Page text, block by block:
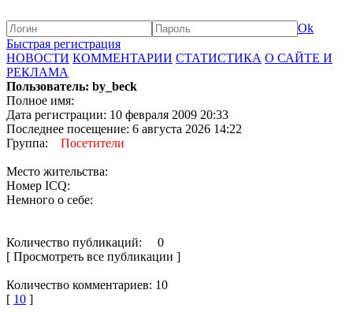
Ok
Быстрая регистрация
НОВОСТИ КОММЕНТАРИИ СТАТИСТИКА О САЙТЕ И
РЕКЛАМА
Пользователь: by_beck
Полное имя:
Дата регистрации: 10 февраля 2009 20:33
Последнее посещение: 6 августа 2026 14:22
Группа: Посетители
Место жительства:
Номер ICQ:
Немного о себе:
Количество публикаций: 0
[ Просмотреть все публикации ]
Количество комментариев: 10
[ 10 ]